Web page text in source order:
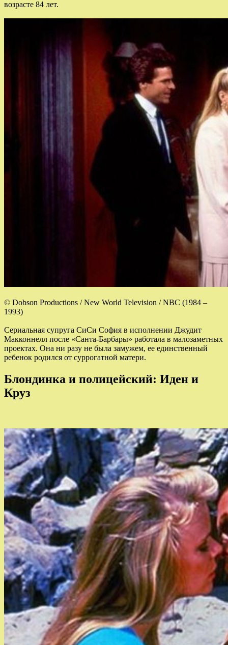
возрасте 84 лет.
© Dobson Productions / New World Television / NBC (1984 –
1993)
Сериальная супруга СиСи София в исполнении Джудит
Макконнелл после «Санта-Барбары» работала в малозаметных
проектах. Она ни разу не была замужем, ее единственный
ребенок родился от суррогатной матери.
Блондинка и полицейский: Иден и
Круз